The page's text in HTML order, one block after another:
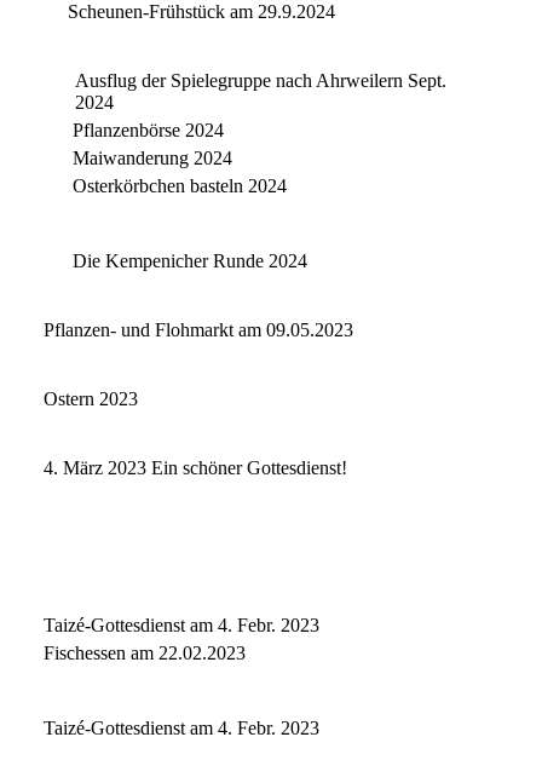
Scheunen-Frühstück am 29.9.2024
Ausflug der Spielegruppe nach Ahrweilern Sept.
2024
Pflanzenbörse 2024
Maiwanderung 2024
Osterkörbchen basteln 2024
Die Kempenicher Runde 2024
Pflanzen- und Flohmarkt am 09.05.2023
Ostern 2023
4. März 2023 Ein schöner Gottesdienst!
Taizé-Gottesdienst am 4. Febr. 2023
Fischessen am 22.02.2023
Taizé-Gottesdienst am 4. Febr. 2023